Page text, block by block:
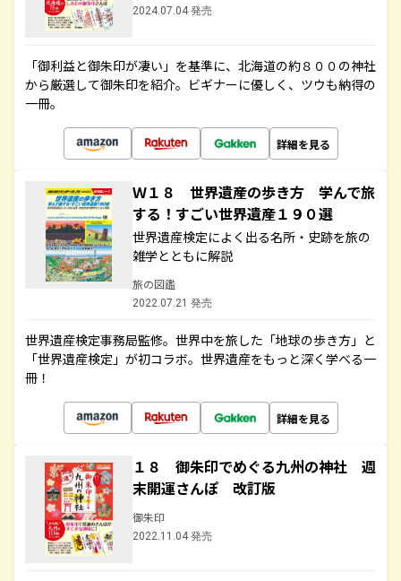
2024.07.04 発売
「御利益と御朱印が凄い」を基準に、北海道の約８００の神社
から厳選して御朱印を紹介。ビギナーに優しく、ツウも納得の
一冊。
詳細を見る
Ｗ１８ 世界遺産の歩き方 学んで旅
する！すごい世界遺産１９０選
世界遺産検定によく出る名所・史跡を旅の
雑学とともに解説
旅の図鑑
2022.07.21 発売
世界遺産検定事務局監修。世界中を旅した「地球の歩き方」と
「世界遺産検定」が初コラボ。世界遺産をもっと深く学べる一
冊！
詳細を見る
１８ 御朱印でめぐる九州の神社 週
末開運さんぽ 改訂版
御朱印
2022.11.04 発売